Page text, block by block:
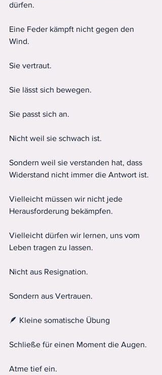
dürfen.
Eine Feder kämpft nicht gegen den
Wind.
Sie vertraut.
Sie lässt sich bewegen.
Sie passt sich an.
Nicht weil sie schwach ist.
Sondern weil sie verstanden hat, dass
Widerstand nicht immer die Antwort ist.
Vielleicht müssen wir nicht jede
Herausforderung bekämpfen.
Vielleicht dürfen wir lernen, uns vom
Leben tragen zu lassen.
Nicht aus Resignation.
Sondern aus Vertrauen.
🪶 Kleine somatische Übung
Schließe für einen Moment die Augen.
Atme tief ein.